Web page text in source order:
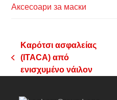
Аксесоари за маски
previous
post:
Καρότσι ασφαλείας
(ITACA) από
ενισχυμένο νάιλον